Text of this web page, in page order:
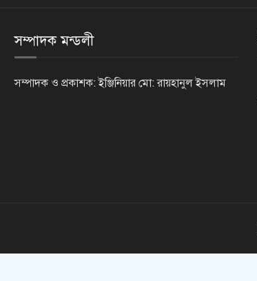
সম্পাদক মন্ডলী
সম্পাদক ও প্রকাশক: ইঞ্জিনিয়ার মো: রায়হানুল ইসলাম